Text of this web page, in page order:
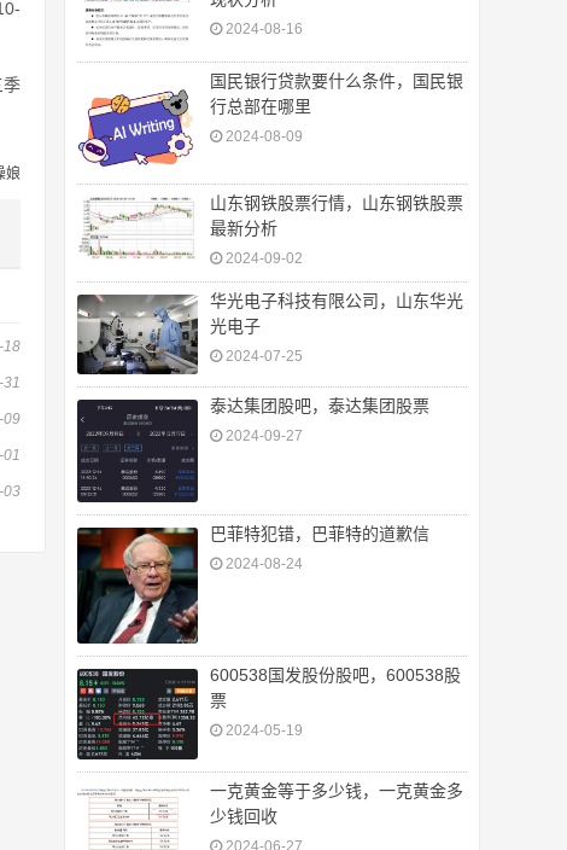
季
娘
18
31
09
01
03
2024-08-16
国民银行贷款要什么条件，国民银
行总部在哪里
2024-08-09
山东钢铁股票行情，山东钢铁股票
最新分析
2024-09-02
华光电子科技有限公司，山东华光
光电子
2024-07-25
泰达集团股吧，泰达集团股票
2024-09-27
巴菲特犯错，巴菲特的道歉信
2024-08-24
600538国发股份股吧，600538股
票
2024-05-19
一克黄金等于多少钱，一克黄金多
少钱回收